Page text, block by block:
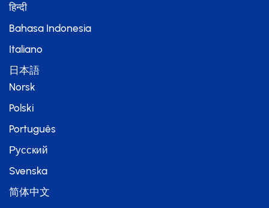
Suomi
हिन्दी
Bahasa Indonesia
Italiano
日本語
Norsk
Polski
Português
Русский
Svenska